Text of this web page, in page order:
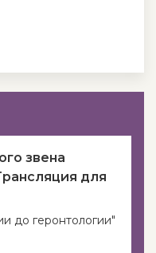
звена
для
до геронтологии"